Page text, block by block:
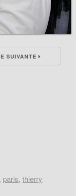
SUIVANTE
, paris,thierry